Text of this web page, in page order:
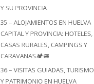
Y SU PROVINCIA
35 – ALOJAMIENTOS EN HUELVA
CAPITAL Y PROVINCIA: HOTELES,
CASAS RURALES, CAMPINGS Y
CARAVANAS🏕️🚐
36 – VISITAS GUIADAS, TURISMO
Y PATRIMONIO EN HUELVA